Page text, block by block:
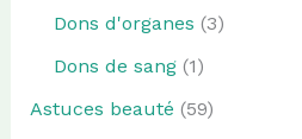
Dons d'organes (3)
Dons de sang(1)
Astuces beauté (59)